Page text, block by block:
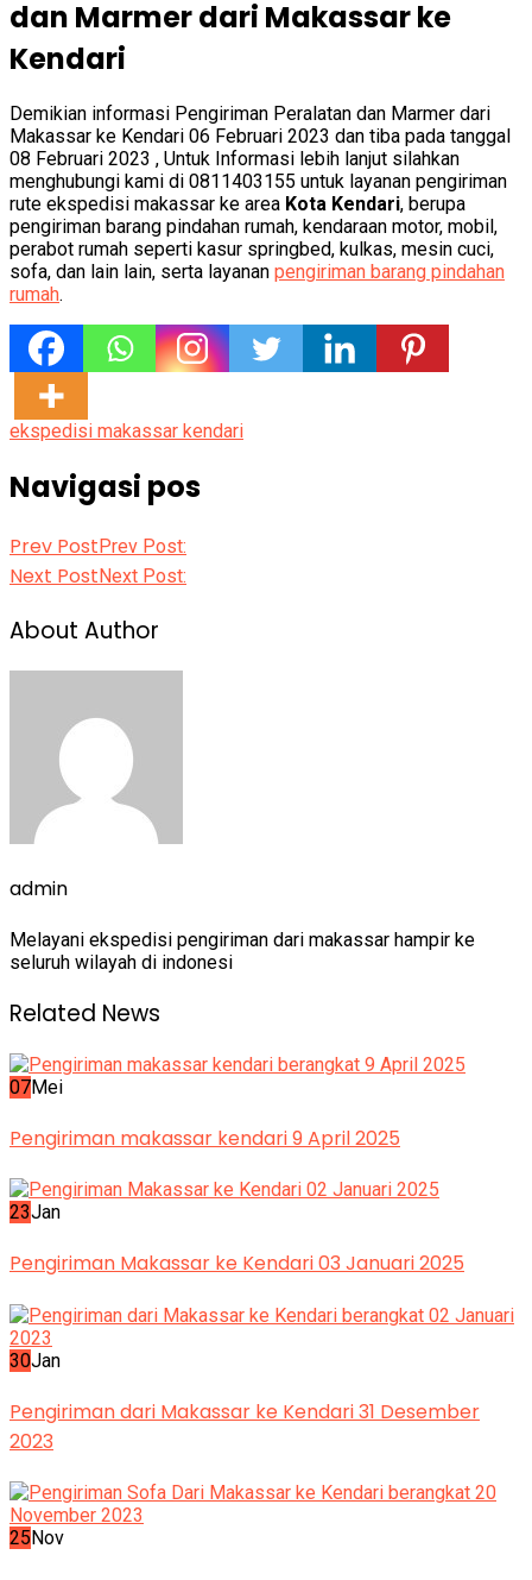
dan Marmer dari Makassar ke
Kendari
Demikian informasi Pengiriman Peralatan dan Marmer dari
Makassar ke Kendari 06 Februari 2023 dan tiba pada tanggal
08 Februari 2023 , Untuk Informasi lebih lanjut silahkan
menghubungi kami di 0811403155 untuk layanan pengiriman
rute ekspedisi makassar ke area Kota Kendari, berupa
pengiriman barang pindahan rumah, kendaraan motor, mobil,
perabot rumah seperti kasur springbed, kulkas, mesin cuci,
sofa, dan lain lain, serta layanan pengiriman barang pindahan
rumah.
ekspedisi makassar kendari
Navigasi pos
Prev Post Prev Post:
Next Post Next Post:
About Author
admin
Melayani ekspedisi pengiriman dari makassar hampir ke
seluruh wilayah di indonesi
Related News
07Mei
Pengiriman makassar kendari 9 April 2025
23Jan
Pengiriman Makassar ke Kendari 03 Januari 2025
30Jan
Pengiriman dari Makassar ke Kendari 31 Desember
2023
25 Nov